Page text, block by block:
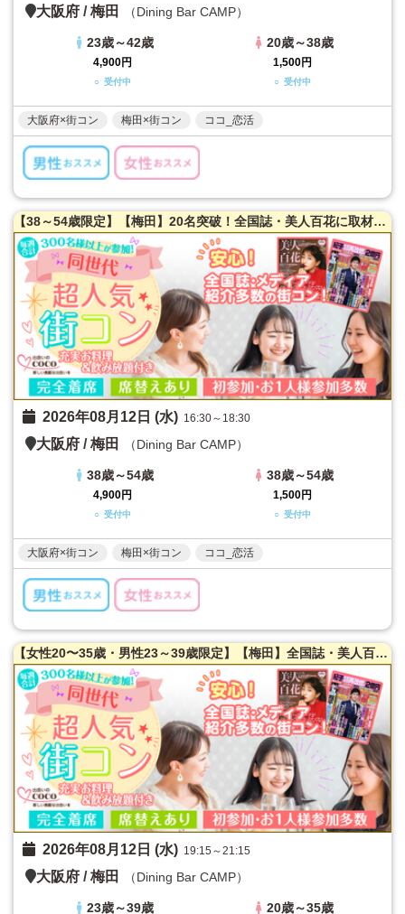
大阪府 /梅田 （Dining Bar CAMP）
23歳～42歳
4,900円
○ 受付中
20歳～38歳
1,500円
○ 受付中
大阪府×街コン 梅田×街コン ココ_恋活
【38～54歳限定】【梅田】20名突破！全国誌・美人百花に取材を受けた大阪で一番出会える街コン♪満腹保証☆【たっぷりお肉】室内バーベキュー街コン♪【充実お料理＆飲み放題付】超オシャレ隠れ家ダイニング貸切☆同世代で楽しむ♪席替えあり！
2026年08月12日 (水) 16:30～18:30
大阪府 /梅田 （Dining Bar CAMP）
38歳～54歳
4,900円
○ 受付中
38歳～54歳
1,500円
○ 受付中
大阪府×街コン 梅田×街コン ココ_恋活
【女性20〜35歳・男性23～39歳限定】【梅田】全国誌・美人百花に取材を受けた大阪で一番出会える街コン☆【年収６００万以上☆ハイスペ男性限定！】満腹保証☆【たっぷりお肉】室内バーベキュー街コン♪【充実お料理＆飲み放題付】超オシャレ隠れ家ダイニング貸切☆同世代で楽しむ♪席替えあり！
2026年08月12日 (水) 19:15～21:15
大阪府 /梅田 （Dining Bar CAMP）
23歳～39歳 20歳～35歳